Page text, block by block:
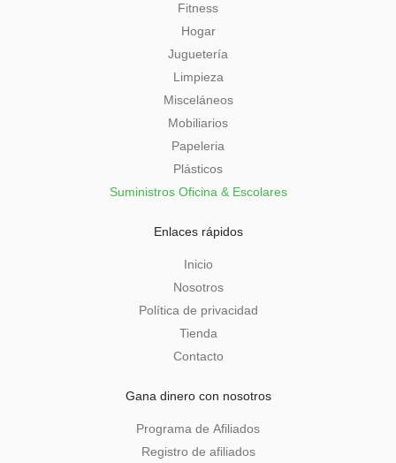
Fitness
Hogar
Juguetería
Limpieza
Misceláneos
Mobiliarios
Papeleria
Plásticos
Suministros Oficina & Escolares
Enlaces rápidos
Inicio
Nosotros
Política de privacidad
Tienda
Contacto
Gana dinero con nosotros
Programa de Afiliados
Registro de afiliados